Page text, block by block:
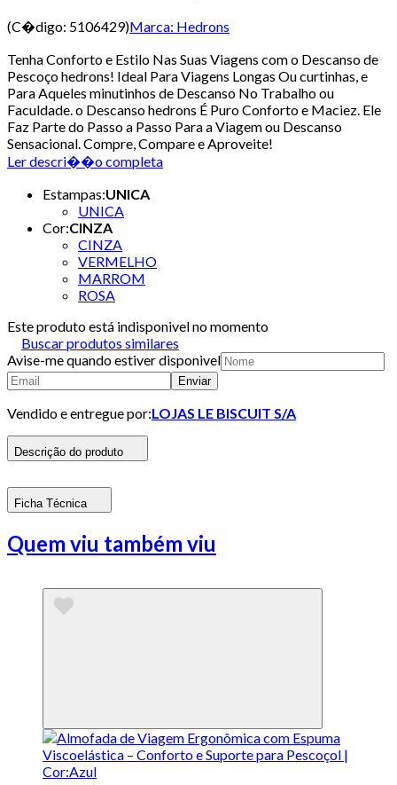
(C�digo: 5106429)Marca: Hedrons
Tenha Conforto e Estilo Nas Suas Viagens com o Descanso de
Pescoço hedrons! Ideal Para Viagens Longas Ou curtinhas, e
Para Aqueles minutinhos de Descanso No Trabalho ou
Faculdade. o Descanso hedrons É Puro Conforto e Maciez. Ele
Faz Parte do Passo a Passo Para a Viagem ou Descanso
Sensacional. Compre, Compare e Aproveite!
Ler descri��o completa
Estampas:UNICA
UNICA
Cor:CINZA
CINZA
VERMELHO
MARROM
ROSA
Este produto está indisponivel no momento
Buscar produtos similares
Avise-me quando estiver disponivel
Enviar
Vendido e entregue por:LOJAS LE BISCUIT S/A
Descrição do produto
Ficha Técnica
Quem viu também viu